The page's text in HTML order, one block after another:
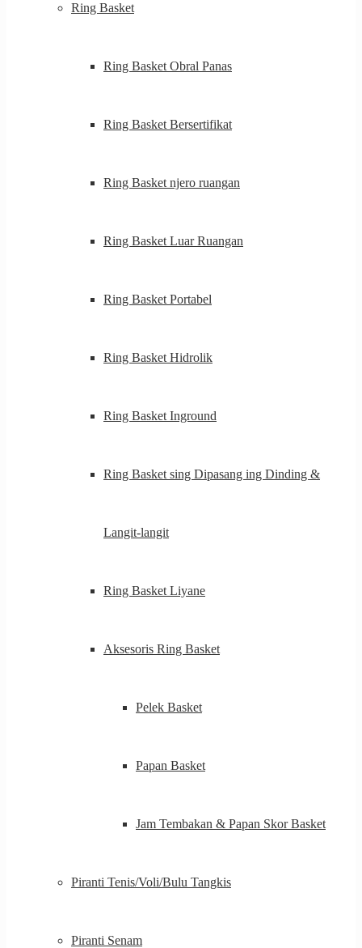
Ring Basket
Ring Basket Obral Panas
Ring Basket Bersertifikat
Ring Basket njero ruangan
Ring Basket Luar Ruangan
Ring Basket Portabel
Ring Basket Hidrolik
Ring Basket Inground
Ring Basket sing Dipasang ing Dinding &
Langit-langit
Ring Basket Liyane
Aksesoris Ring Basket
Pelek Basket
Papan Basket
Jam Tembakan & Papan Skor Basket
Piranti Tenis/Voli/Bulu Tangkis
Piranti Senam